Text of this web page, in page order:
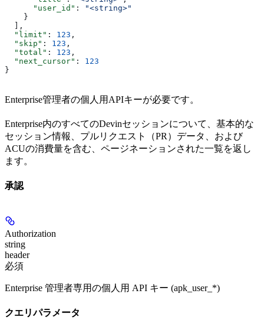
      "user_id"
:
"<string>"
    }
  ],
  "limit"
: 123 ,
  "skip"
: 123 ,
  "total"
: 123 ,
  "next_cursor"
: 123
}
Enterprise管理者の個人用APIキーが必要です。
Enterprise内のすべてのDevinセッションについて、基本的な
セッション情報、プルリクエスト（PR）データ、および
ACUの消費量を含む、ページネーションされた一覧を返し
ます。
承認
Authorization
string
header
必須
Enterprise 管理者専用の個人用 API キー (apk_user_*)
クエリパラメータ